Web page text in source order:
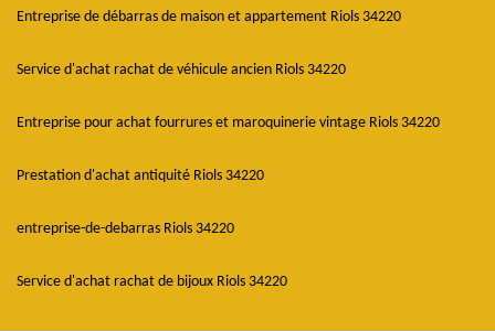
Entreprise de débarras de maison et appartement Riols 34220
Service d'achat rachat de véhicule ancien Riols 34220
Entreprise pour achat fourrures et maroquinerie vintage Riols 34220
Prestation d'achat antiquité Riols 34220
entreprise-de-debarras Riols 34220
Service d'achat rachat de bijoux Riols 34220